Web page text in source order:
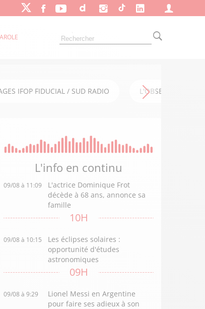
IFOP FIDUCIAL / SUD RADIO L'OBSERVATOIRE
L'info en continu
09/08 à 11:09
L'actrice Dominique Frot
décède à 68 ans, annonce sa
famille
10H
09/08 à 10:15
Les éclipses solaires :
opportunité d'études
astronomiques
09H
09/08 à 9:29
Lionel Messi en Argentine
pour faire ses adieux à son